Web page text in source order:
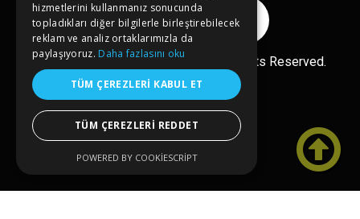

Ücretsiz Ekle
Reklam Ver
Copyright© 2026 kongreler.net All Rights Reserved.
hizmetlerini kullanmanız sonucunda
topladıkları diğer bilgilerle birleştirebilecek
reklam ve analiz ortaklarımızla da
paylaşıyoruz. Daha fazlasını oku
TÜM ÇEREZLERI KABUL ET
TÜM ÇEREZLERI REDDET
POWERED BY COOKIESCRIPT